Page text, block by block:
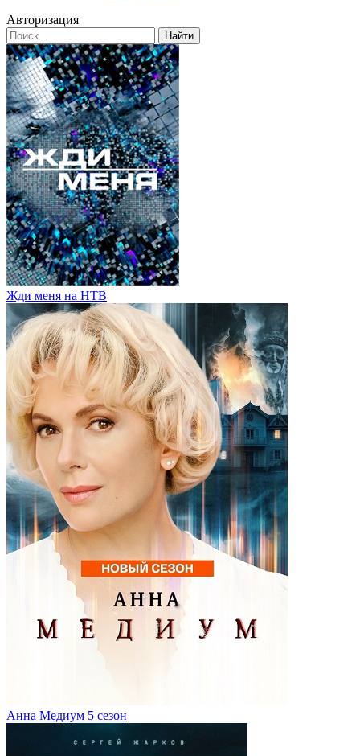
Авторизация
Найти
Жди меня на НТВ
Анна Медиум 5 сезон